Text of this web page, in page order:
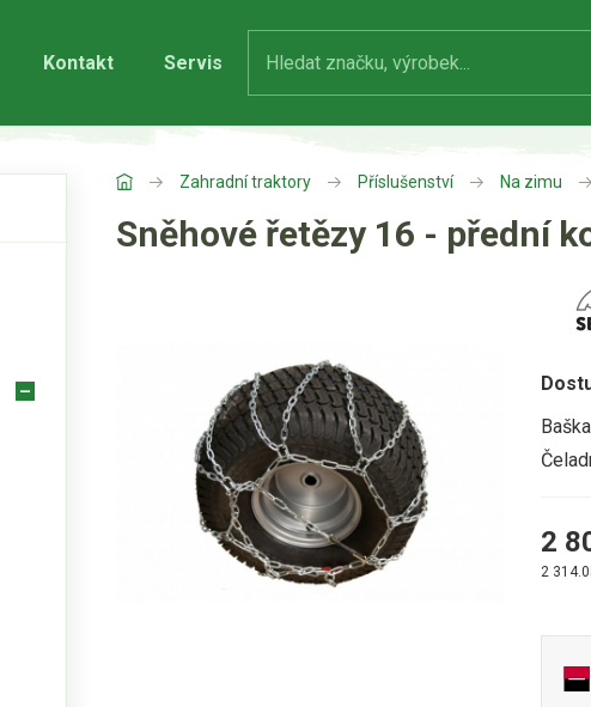
Kontakt Servis
Zahradní traktory Příslušenství Na zimu
Sněhové řetězy 16 - přední
2
2